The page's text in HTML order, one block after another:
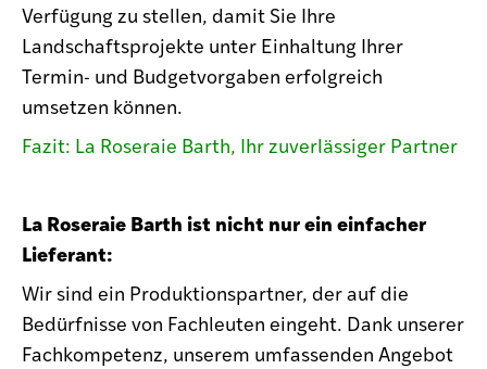
Verfügung zu stellen, damit Sie Ihre
Landschaftsprojekte unter Einhaltung Ihrer
Termin- und Budgetvorgaben erfolgreich
umsetzen können.
Fazit: La Roseraie Barth, Ihr zuverlässiger Partner
La Roseraie Barth ist nicht nur ein einfacher
Lieferant:
Wir sind ein Produktionspartner, der auf die
Bedürfnisse von Fachleuten eingeht. Dank unserer
Fachkompetenz, unserem umfassenden Angebot